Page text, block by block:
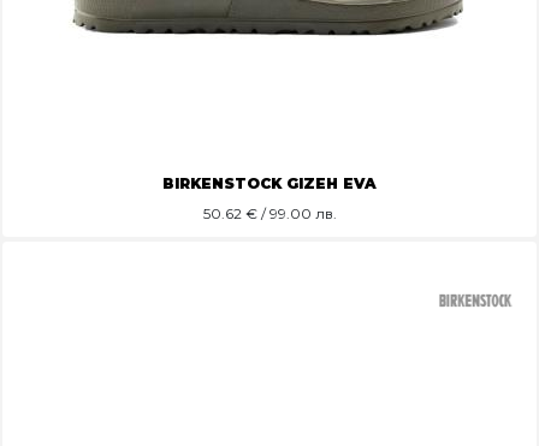
BIRKENSTOCK GIZEH EVA
50.62€ / 99.00 лв.